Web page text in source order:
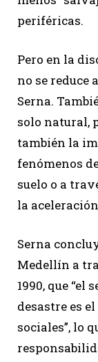
periféricas.
Pero en la
no se reduce
Serna.
solo natural,
también la
fenómenos
suelo o a
la
Serna
Medellín a
1990, que
desastre es
sociales”, lo